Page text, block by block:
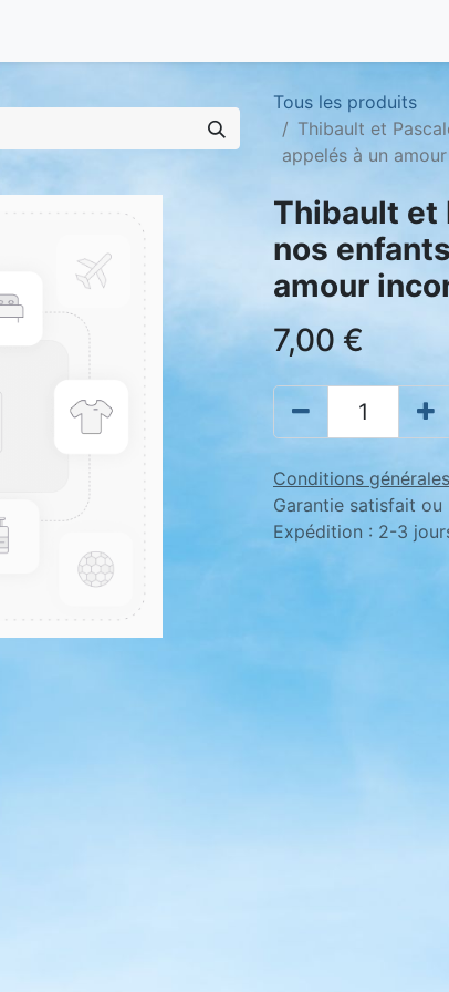
Tous les produits
Thibault et
appelés à un
Thibault et
nos
amour
7,00 €
Conditions générales
Garantie satisfait
Expédition : 2-3